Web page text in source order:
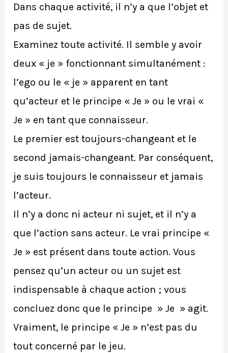
Dans chaque activité, il n’y a que l’objet et
pas de sujet.
Examinez toute activité. Il semble y avoir
deux « je » fonctionnant simultanément :
l’ego ou le « je » apparent en tant
qu’acteur et le principe « Je » ou le vrai «
Je » en tant que connaisseur.
Le premier est toujours-changeant et le
second jamais-changeant. Par conséquent,
je suis toujours le connaisseur et jamais
l’acteur.
Il n’y a donc ni acteur ni sujet, et il n’y a
que l’action sans acteur. Le vrai principe «
Je » est présent dans toute action. Vous
pensez qu’un acteur ou un sujet est
indispensable à chaque action ; vous
concluez donc que le principe » Je » agit.
Vraiment, le principe « Je » n’est pas du
tout concerné par le jeu.